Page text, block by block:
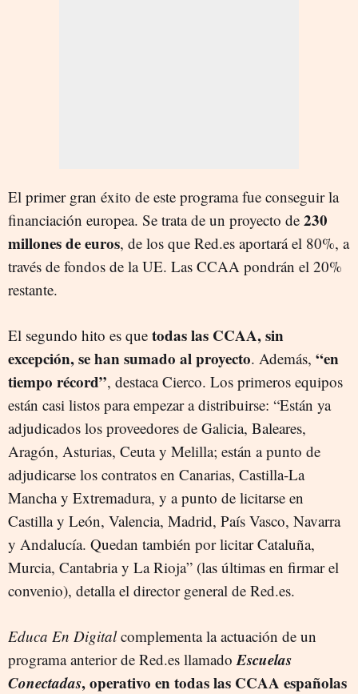
El primer gran éxito de este programa fue conseguir la
financiación europea. Se trata de un proyecto de 230
millones de euros, de los que Red.es aportará el 80%, a
través de fondos de la UE. Las CCAA pondrán el 20%
restante.
El segundo hito es que todas las CCAA, sin
excepción, se han sumado al proyecto. Además, “en
tiempo récord”, destaca Cierco. Los primeros equipos
están casi listos para empezar a distribuirse: “Están ya
adjudicados los proveedores de Galicia, Baleares,
Aragón, Asturias, Ceuta y Melilla; están a punto de
adjudicarse los contratos en Canarias, Castilla-La
Mancha y Extremadura, y a punto de licitarse en
Castilla y León, Valencia, Madrid, País Vasco, Navarra
y Andalucía. Quedan también por licitar Cataluña,
Murcia, Cantabria y La Rioja” (las últimas en firmar el
convenio), detalla el director general de Red.es.
Educa En Digitalcomplementa la actuación de un
programa anterior de Red.es llamadoEscuelas
Conectadas, operativo en todas las CCAA españolas